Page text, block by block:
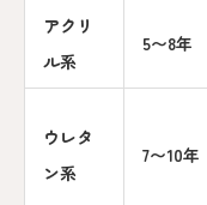
アクリ
ル系
5〜8年
ウレタ
ン系
7〜10年